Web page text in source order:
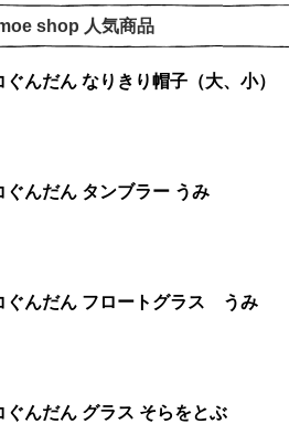
shop 人気商品
ぐんだん なりきり帽子（大、小）
ノラネコぐんだん タンブラー うみ
ノラネコぐんだん フロートグラス うみ
ノラネコぐんだん グラス そらをとぶ